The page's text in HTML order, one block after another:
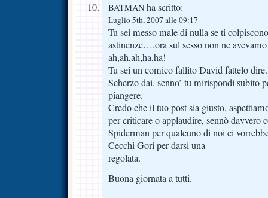
BATMAN ha scritto:
Luglio 5th, 2007 alle 09:17
Tu sei messo male di nulla se ti
astinenze….ora sul sesso non ne
ah,ah,ah,ha,ha!
Tu sei un comico fallito David fattelo dire.
Scherzo dai, senno’ tu mirispondi subito
piangere.
Credo che il tuo post sia giusto,
per criticare o applaudire, sennò davvero
Spiderman per qualcuno di noi ci
Cecchi Gori per darsi una
regolata.
Buona giornata a tutti.